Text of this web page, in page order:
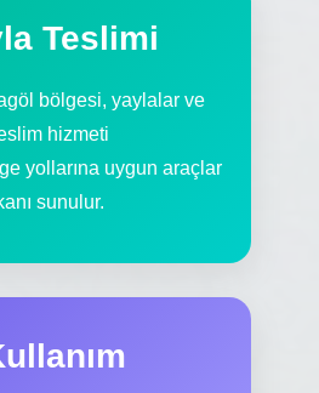
Teslimi
bölgesi, yaylalar ve
hizmeti
yollarına uygun araçlar
sunulur.